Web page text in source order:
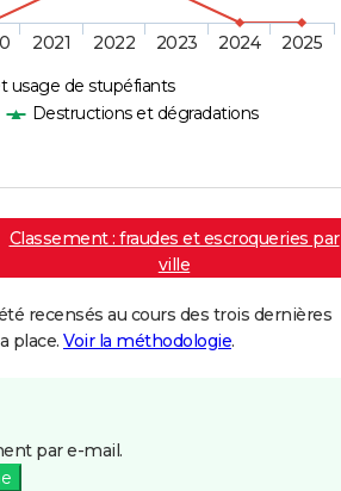
usage de stupéfiants
Destructions et dégradations
2021 2022 2023 2024 2025
Classement : fraudes et escroqueries par
ville
recensés au cours des trois dernières
place. Voir la méthodologie.
par e-mail.